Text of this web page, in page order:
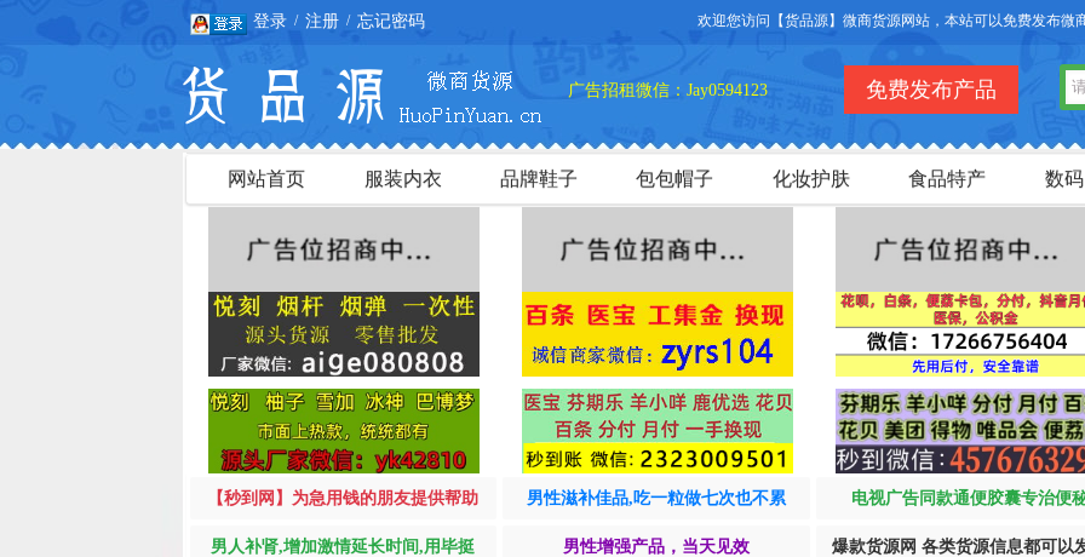
登录 / 注册 / 忘记密码 欢迎您访问【货品源】微商货源网站，本站可以免费发布微商货
广告招租微信：Jay0594123 免费发布产品
网站首页 服装内衣 品牌鞋子 包包帽子 化妆护肤 食品特产 数
【秒到网】为急用钱的朋友提供帮助 男性滋补佳品,吃一粒做七次也不累 电视广告同款通便胶囊专治便
男人补肾,增加激情延长时间,用毕挺 男性增强产品，当天见效 爆款货源网 各类货源信息都可以